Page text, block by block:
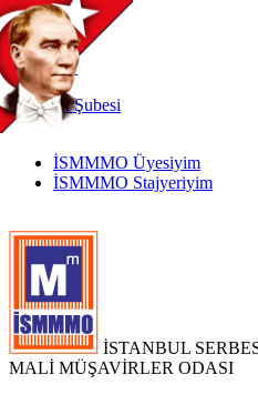
TR
|
EN
İnternetŞubesi
İSMMMO Üyesiyim
İSMMMO Stajyeriyim
İSTANBUL
MALİ MÜŞAVİRLER ODASI